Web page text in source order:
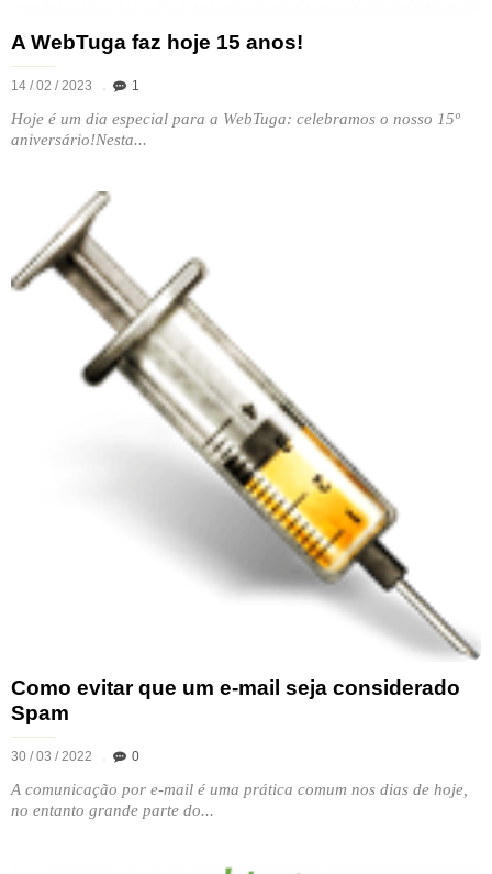
A WebTuga faz hoje 15 anos!
14 / 02 / 2023 1
Hoje é um dia especial para a WebTuga: celebramos o nosso 15º
aniversário!Nesta...
Como evitar que um e-mail seja considerado
Spam
30 / 03 / 2022 0
A comunicação por e-mail é uma prática comum nos dias de hoje,
no entanto grande parte do...